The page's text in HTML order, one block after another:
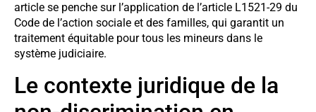
article se penche sur l’application de l’article L1521-29 du
Code de l’action sociale et des familles, qui garantit un
traitement équitable pour tous les mineurs dans le
système judiciaire.
Le contexte juridique de la